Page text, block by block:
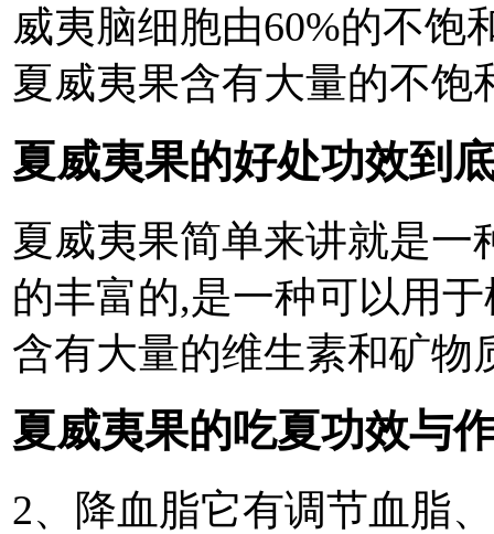
威夷脑细胞由60%的不饱
夏威夷果含有大量的不饱
夏威夷果的好处功效到
夏威夷果简单来讲就是一
的丰富的,是一种可以用
含有大量的维生素和矿物
夏威夷果的吃夏功效与
2、降血脂它有调节血脂